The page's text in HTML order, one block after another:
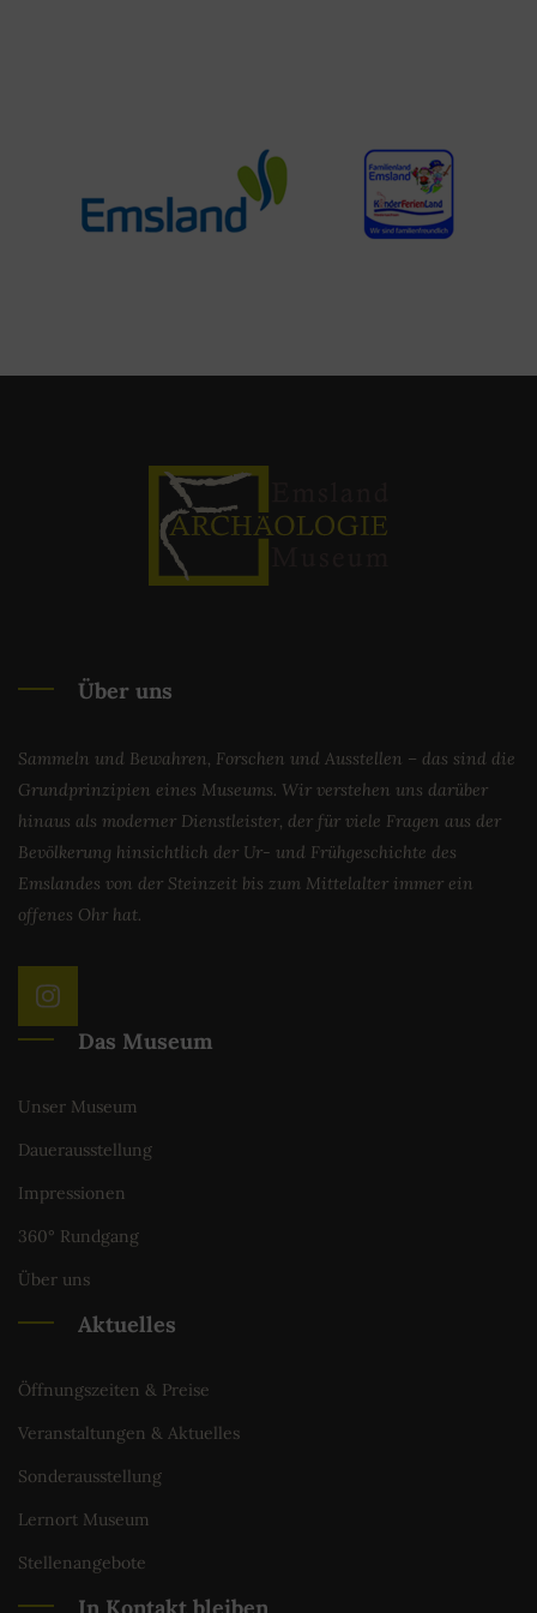
Über uns
Sammeln und Bewahren, Forschen und Ausstellen – das sind die
Grundprinzipien eines Museums. Wir verstehen uns darüber
hinaus als moderner Dienstleister, der für viele Fragen aus der
Bevölkerung hinsichtlich der Ur- und Frühgeschichte des
Emslandes von der Steinzeit bis zum Mittelalter immer ein
offenes Ohr hat.
Das Museum
Unser Museum
Dauerausstellung
Impressionen
360° Rundgang
Über uns
Aktuelles
Öffnungszeiten & Preise
Veranstaltungen & Aktuelles
Sonderausstellung
Lernort Museum
Stellenangebote